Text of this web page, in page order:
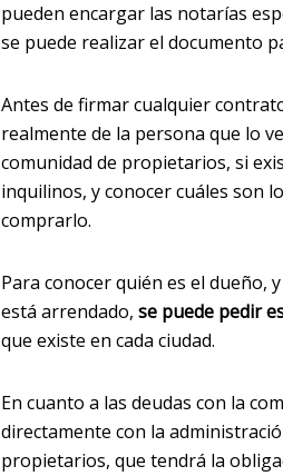
pueden encargar las notarías
se puede realizar el documento
Antes de firmar cualquier
realmente de la persona que lo
comunidad de propietarios, si
inquilinos, y conocer cuáles son
comprarlo.
Para conocer quién es el dueño,
está arrendado, se puede pedir
que existe en cada ciudad.
En cuanto a las deudas con la
directamente con la
propietarios, que tendrá la